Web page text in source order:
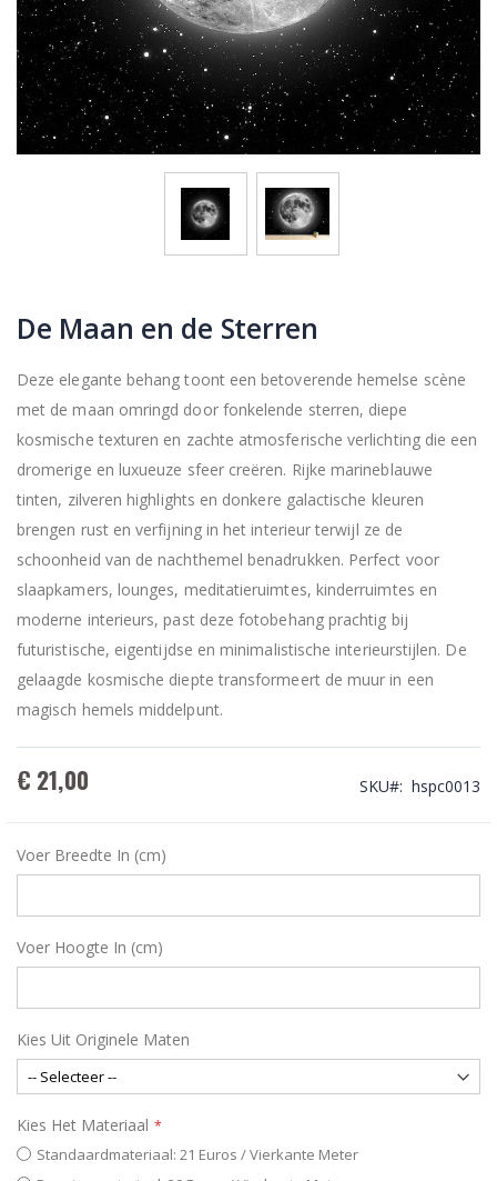
De Maan en de Sterren
Deze elegante behang toont een betoverende hemelse scène
met de maan omringd door fonkelende sterren, diepe
kosmische texturen en zachte atmosferische verlichting die een
dromerige en luxueuze sfeer creëren. Rijke marineblauwe
tinten, zilveren highlights en donkere galactische kleuren
brengen rust en verfijning in het interieur terwijl ze de
schoonheid van de nachthemel benadrukken. Perfect voor
slaapkamers, lounges, meditatieruimtes, kinderruimtes en
moderne interieurs, past deze fotobehang prachtig bij
futuristische, eigentijdse en minimalistische interieurstijlen. De
gelaagde kosmische diepte transformeert de muur in een
magisch hemels middelpunt.
€ 21,00 SKU hspc0013
Voer Breedte In (cm)
Voer Hoogte In (cm)
Kies Uit Originele Maten
Kies Het Materiaal
Standaardmateriaal: 21 Euros / Vierkante Meter